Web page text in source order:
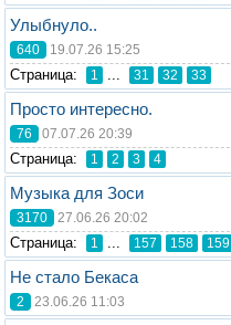
Улыбнуло..
640 19.07.26 15:25
Стрaница: 1 31 32 33
Просто интересно.
76 07.07.26 20:39
Стрaница: 1 2 3 4
Музыка для Зоси
3170 27.06.26 20:02
Стрaница: 1 157 158 159
Не стало Бекаса
2 23.06.26 11:03